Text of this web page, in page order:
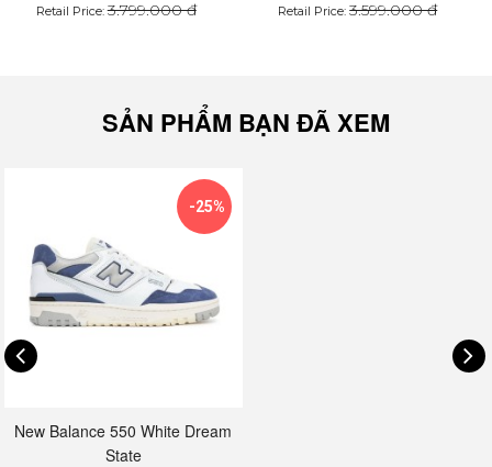
Retail Price:3.799.000 đ Retail Price:3.599.000 đ
SẢN PHẨM BẠN ĐÃ XEM
-25%
New Balance 550 White Dream
State